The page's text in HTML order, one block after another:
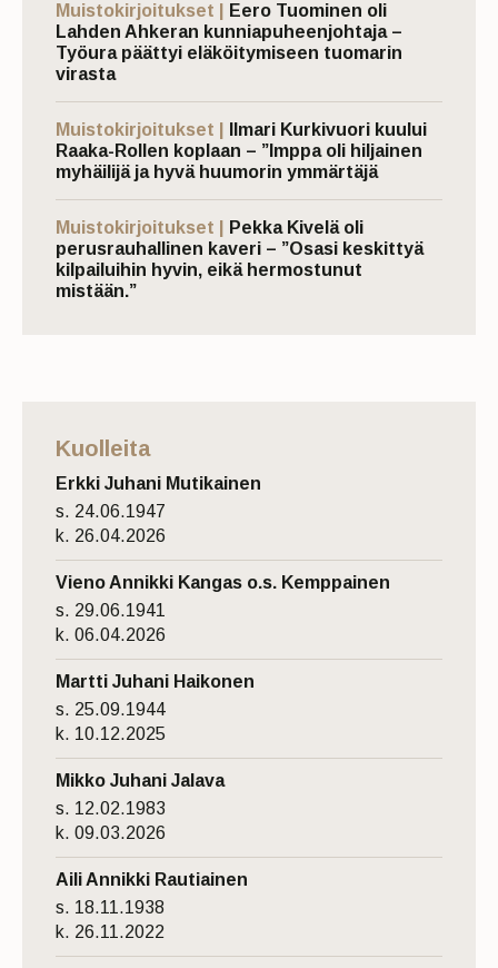
Muistokirjoitukset |
Eero Tuominen oli
Lahden Ahkeran kunniapuheenjohtaja –
Työura päättyi eläköitymiseen tuomarin
virasta
Muistokirjoitukset |
Ilmari Kurkivuori kuului
Raaka-Rollen koplaan – ”Imppa oli hiljainen
myhäilijä ja hyvä huumorin ymmärtäjä
Muistokirjoitukset |
Pekka Kivelä oli
perusrauhallinen kaveri – ”Osasi keskittyä
kilpailuihin hyvin, eikä hermostunut
mistään.”
Kuolleita
Erkki Juhani Mutikainen
s. 24.06.1947
k. 26.04.2026
Vieno Annikki Kangas o.s. Kemppainen
s. 29.06.1941
k. 06.04.2026
Martti Juhani Haikonen
s. 25.09.1944
k. 10.12.2025
Mikko Juhani Jalava
s. 12.02.1983
k. 09.03.2026
Aili Annikki Rautiainen
s. 18.11.1938
k. 26.11.2022